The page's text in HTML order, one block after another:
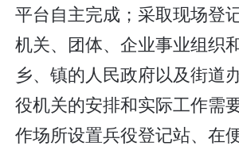
平台自主完成；采取现场登
机关、团体、企业事业组织
乡、镇的人民政府以及街道
役机关的安排和实际工作需
作场所设置兵役登记站、在